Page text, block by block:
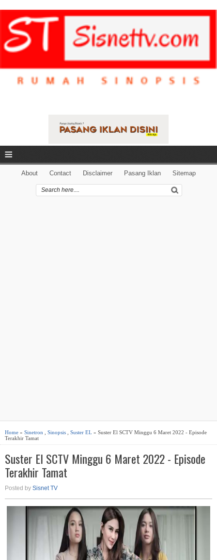
≡
About Contact Disclaimer Pasang Iklan Sitemap
Home » Sinetron Sinopsis Suster EL » Suster El SCTV Minggu 6 Maret 2022 - Episode
Terakhir Tamat
Suster El SCTV Minggu 6 Maret 2022 - Episode
Terakhir Tamat
Posted by Sisnet TV